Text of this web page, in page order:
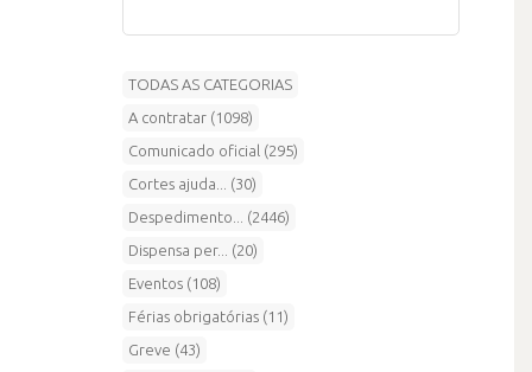
TODAS AS CATEGORIAS
A contratar (1098)
Comunicado oficial (295)
Cortes ajuda... (30)
Despedimento... (2446)
Dispensa per... (20)
Eventos (108)
Férias obrigatórias (11)
Greve (43)